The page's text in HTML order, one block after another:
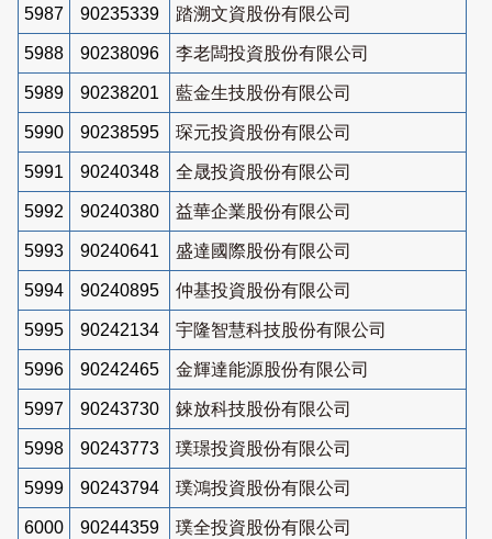
5987 90235339 踏溯文資股份有限公司
5988 90238096 李老闆投資股份有限公司
5989 90238201 藍金生技股份有限公司
5990 90238595 琛元投資股份有限公司
5991 90240348 全晟投資股份有限公司
5992 90240380 益華企業股份有限公司
5993 90240641 盛達國際股份有限公司
5994 90240895 仲基投資股份有限公司
5995 90242134 宇隆智慧科技股份有限公司
5996 90242465 金輝達能源股份有限公司
5997 90243730 錸放科技股份有限公司
5998 90243773 璞璟投資股份有限公司
5999 90243794 璞鴻投資股份有限公司
6000 90244359
璞全投資股份有限公司